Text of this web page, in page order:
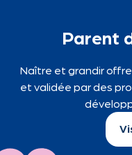
Parent
Naître et grandir
et validée par des